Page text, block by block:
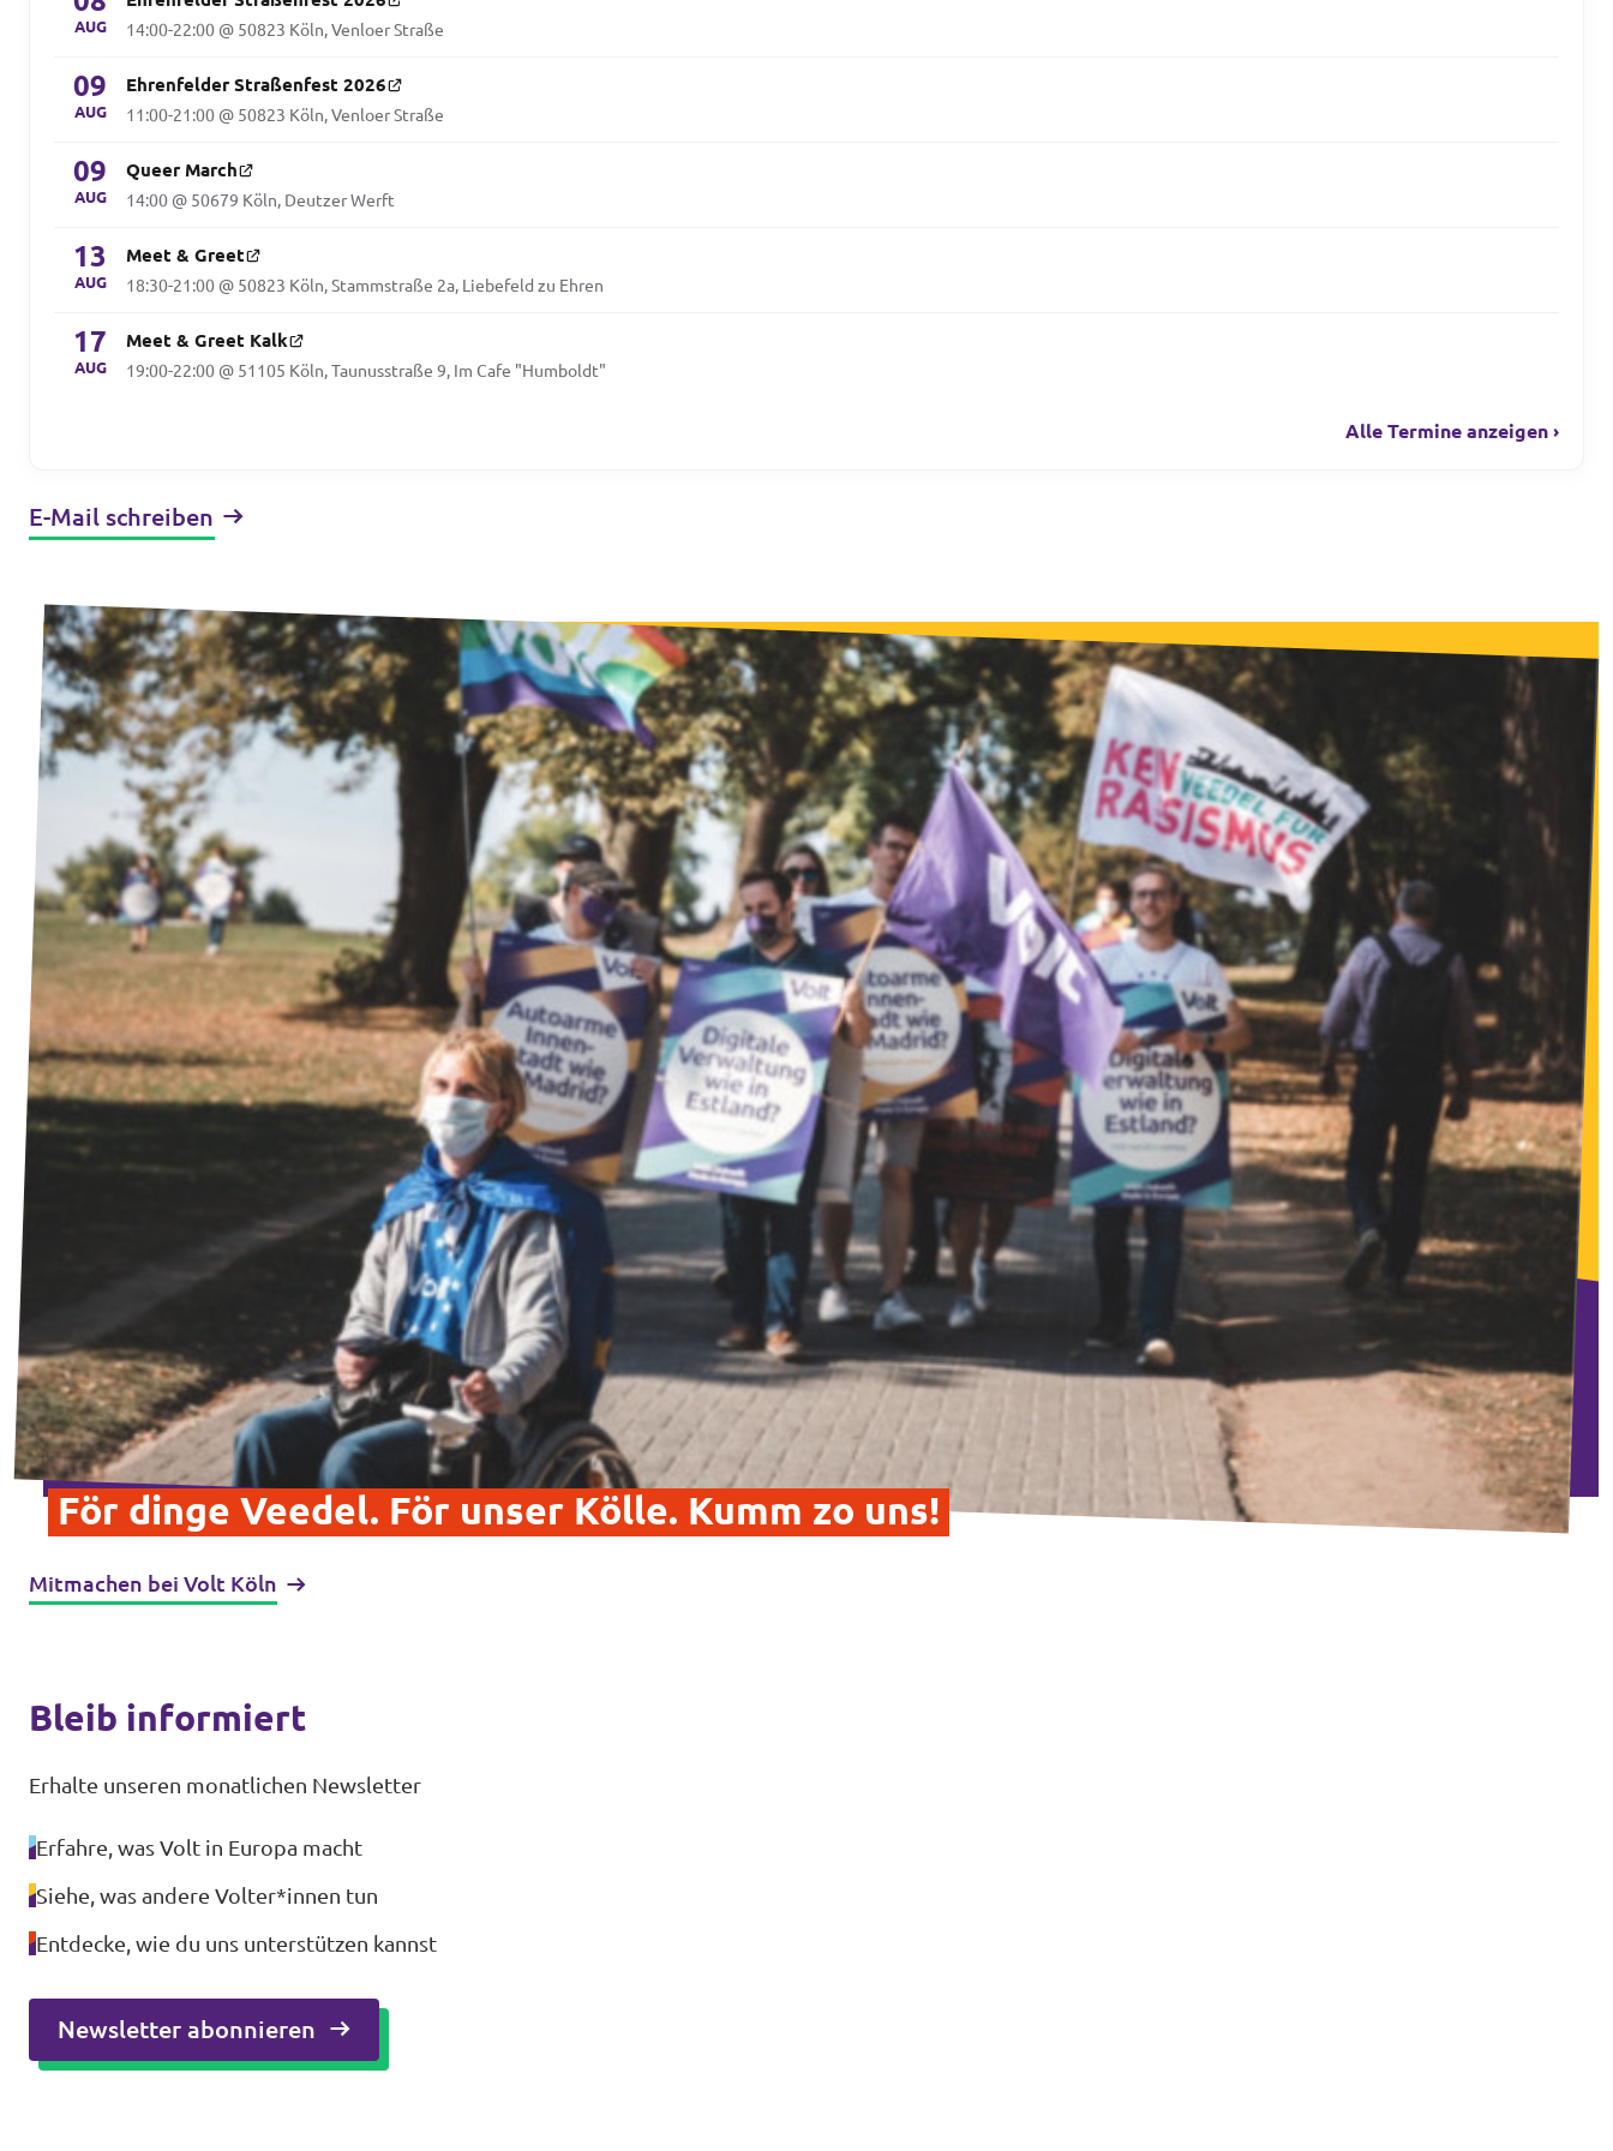
AUG 14:00-22:00 @ 50823 Köln, Venloer Straße
09
AUG
Ehrenfelder Straßenfest 2026
11:00-21:00 @ 50823 Köln, Venloer Straße
09
AUG
Queer March
14:00 @ 50679 Köln, Deutzer Werft
13
AUG
Meet & Greet
18:30-21:00 @ 50823 Köln, Stammstraße 2a, Liebefeld zu Ehren
17
AUG
Meet & Greet Kalk
19:00-22:00 @ 51105 Köln, Taunusstraße 9, Im Cafe "Humboldt"
Alle Termine anzeigen ›
E-Mail schreiben
För dinge Veedel. För unser Kölle. Kumm zo uns!
Mitmachen bei Volt Köln
Bleib informiert
Erhalte unseren monatlichen Newsletter
Erfahre, was Volt in Europa macht
Siehe, was andere Volter*innen tun
Entdecke, wie du uns unterstützen kannst
Newsletter abonnieren